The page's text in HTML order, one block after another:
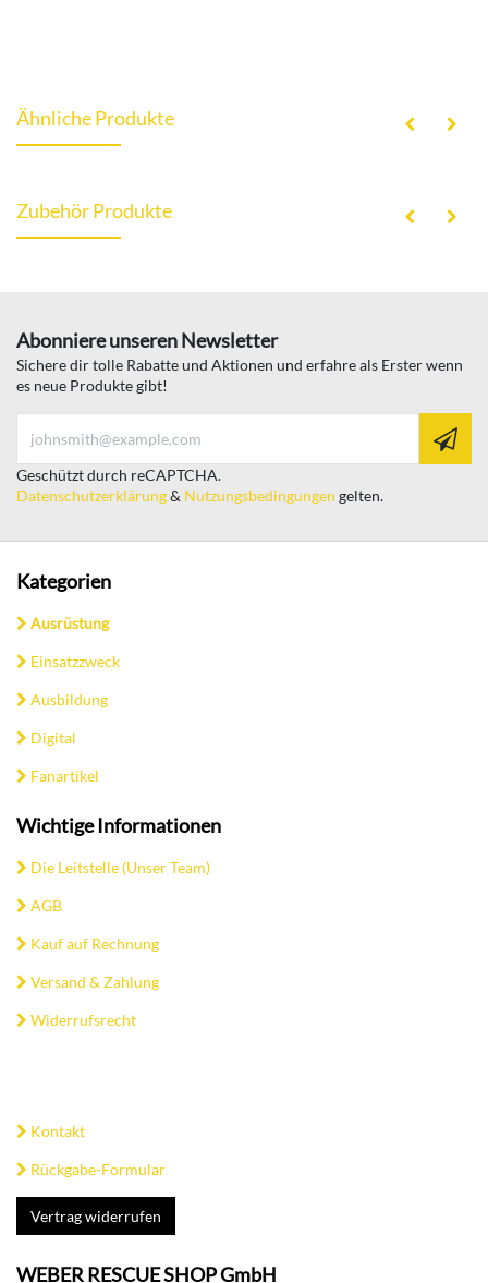
Ähnliche Produkte
Zubehör Produkte
Abonniere unseren Newsletter
Sichere dir tolle Rabatte und Aktionen und erfahre als Erster wenn
es neue Produkte gibt!
Geschützt durch reCAPTCHA.
Datenschutzerklärung& Nutzungsbedingungen gelten.
Kategorien
Ausrüstung
Einsatzzweck
Ausbildung
Digital
Fanartikel
Wichtige Informationen
Die Leitstelle (Unser Team)
AGB
Kauf auf Rechnung
Versand & Zahlung
Widerrufsrecht
Kontakt
Rückgabe-Formular
Vertrag widerrufen
WEBER RESCUE SHOP GmbH